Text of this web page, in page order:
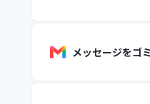
メッセージをゴ